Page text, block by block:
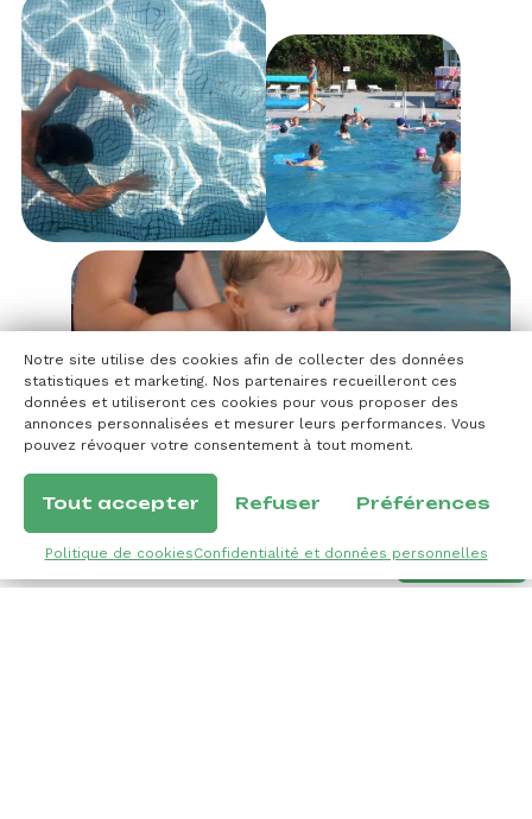
Notre site utilise des cookies afin de collecter des données
statistiques et marketing. Nos partenaires recueilleront ces
données et utiliseront ces cookies pour vous proposer des
annonces personnalisées et mesurer leurs performances. Vous
pouvez révoquer votre consentement à tout moment.
Tout accepter Refuser Préférences
Politique de cookiesConfidentialité et données personnelles